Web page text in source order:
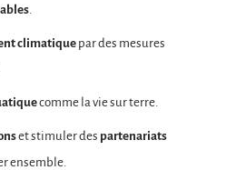
.
climatiquepar des mesures
comme la vie sur terre.
et stimuler des partenariats
ensemble.